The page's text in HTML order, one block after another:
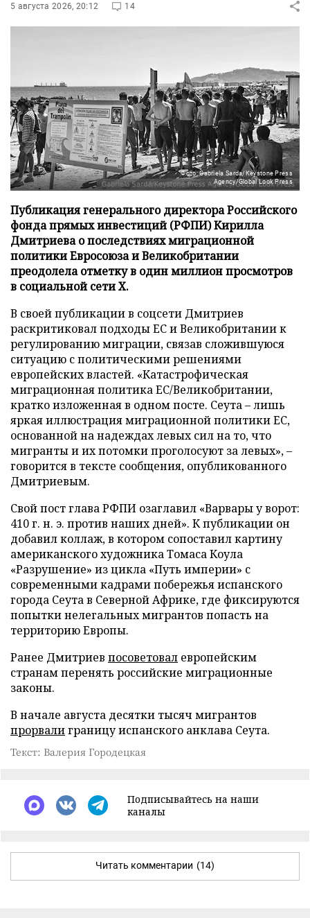
5 августа 2026, 20:12 14
Фото: Gabriela Sarda/Keystone Press
Agency/Global Look Press
Публикация генерального директора Российского
фонда прямых инвестиций (РФПИ) Кирилла
Дмитриева о последствиях миграционной
политики Евросоюза и Великобритании
преодолела отметку в один миллион просмотров
в социальной сети X.
В своей публикации в соцсети Дмитриев
раскритиковал подходы ЕС и Великобритании к
регулированию миграции, связав сложившуюся
ситуацию с политическими решениями
европейских властей. «Катастрофическая
миграционная политика ЕС/Великобритании,
кратко изложенная в одном посте. Сеута – лишь
яркая иллюстрация миграционной политики ЕС,
основанной на надеждах левых сил на то, что
мигранты и их потомки проголосуют за левых», –
говорится в тексте сообщения, опубликованного
Дмитриевым.
Свой пост глава РФПИ озаглавил «Варвары у ворот:
410 г. н. э. против наших дней». К публикации он
добавил коллаж, в котором сопоставил картину
американского художника Томаса Коула
«Разрушение» из цикла «Путь империи» с
современными кадрами побережья испанского
города Сеута в Северной Африке, где фиксируются
попытки нелегальных мигрантов попасть на
территорию Европы.
Ранее Дмитриев посоветовал европейским
странам перенять российские миграционные
законы.
В начале августа десятки тысяч мигрантов
прорвалиграницу испанского анклава Сеута.
Текст: Валерия Городецкая
Подписывайтесь на наши
каналы
Читать комментарии (14)